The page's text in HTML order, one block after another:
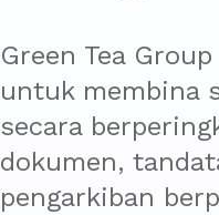
Green Tea
untuk membina
secara
dokumen,
pengarkiban